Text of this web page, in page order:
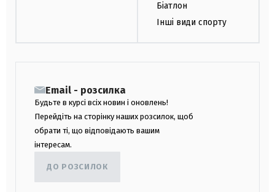
Біатлон
Інші види спорту
Email - розсилка
Будьте в курсі всіх новин і оновлень!
Перейдіть на сторінку наших розсилок, щоб
обрати ті, що відповідають вашим
інтересам.
ДО РОЗСИЛОК